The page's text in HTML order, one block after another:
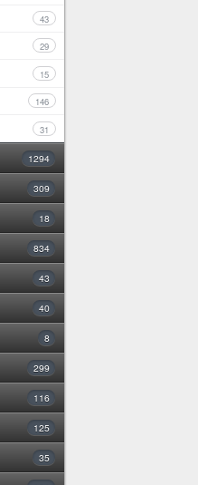
43
29
15
146
31
1294
309
18
834
43
40
8
299
116
125
35